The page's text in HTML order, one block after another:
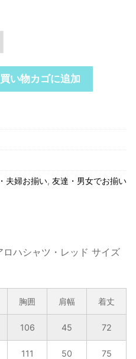
い物カゴに追加
夫婦お揃い, 友達・男女でお揃い
ハシャツ・レッド サイズ
胸囲 肩幅 着丈
106 45 72
111 50 75